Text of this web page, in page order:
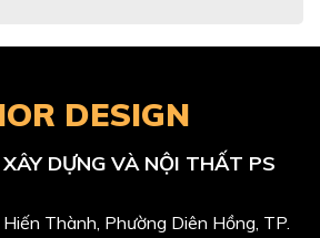
DESIGN
DỰNG VÀ NỘI THẤT PS
Thành, Phường Diên Hồng, TP.